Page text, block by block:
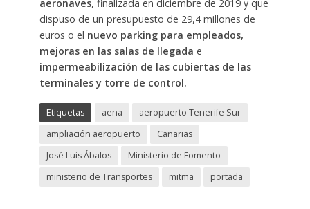
aeronaves, finalizada en diciembre de 2019 y que
dispuso de un presupuesto de 29,4 millones de
euros o el nuevo parking para empleados,
mejoras en las salas de llegada e
impermeabilización de las cubiertas de las
terminales y torre de control.
Etiquetas aena
aeropuerto Tenerife Sur
ampliación aeropuerto
Canarias
José Luis Ábalos
Ministerio de Fomento
ministerio de Transportes
mitma portada